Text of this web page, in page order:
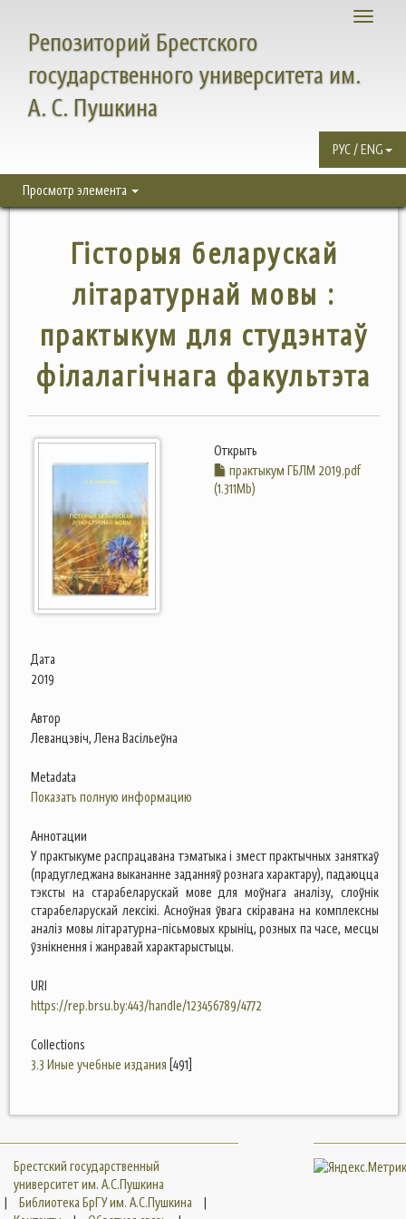
Toggle
Репозиторий Брестского
государственного университета им.
А. С. Пушкина
РУС / ENG
Просмотр элемента
Гісторыя беларускай
літаратурнай мовы :
практыкум для студэнтаў
філалагічнага факультэта
Открыть
практыкум ГБЛМ 2019.pdf
(1.311Mb)
Дата
2019
Автор
Леванцэвіч, Лена Васільеўна
Metadata
Показать полную информацию
Аннотации
У практыкуме распрацавана тэматыка і змест практычных заняткаў
(прадугледжана выкананне заданняў рознага характару), падаюцца
тэксты на старабеларускай мове для моўнага аналізу, слоўнік
старабеларускай лексікі. Асноўная ўвага скіравана на комплексны
аналіз мовы літаратурна-пісьмовых крыніц, розных па часе, месцы
ўзнікнення і жанравай характарыстыцы.
URI
https://rep.brsu.by:443/handle/123456789/4772
Collections
3.3 Иные учебные издания [491]
Брестский государственный
университет им. А.С.Пушкина
|
Библиотека БрГУ им. А.С.Пушкина
|